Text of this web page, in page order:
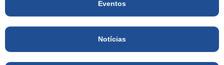
Eventos
Notícias